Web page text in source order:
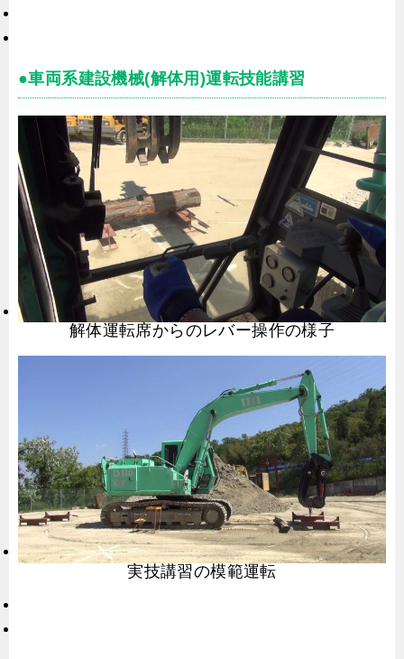
●車両系建設機械(解体用)運転技能講習
解体運転席からのレバー操作の様子
実技講習の模範運転